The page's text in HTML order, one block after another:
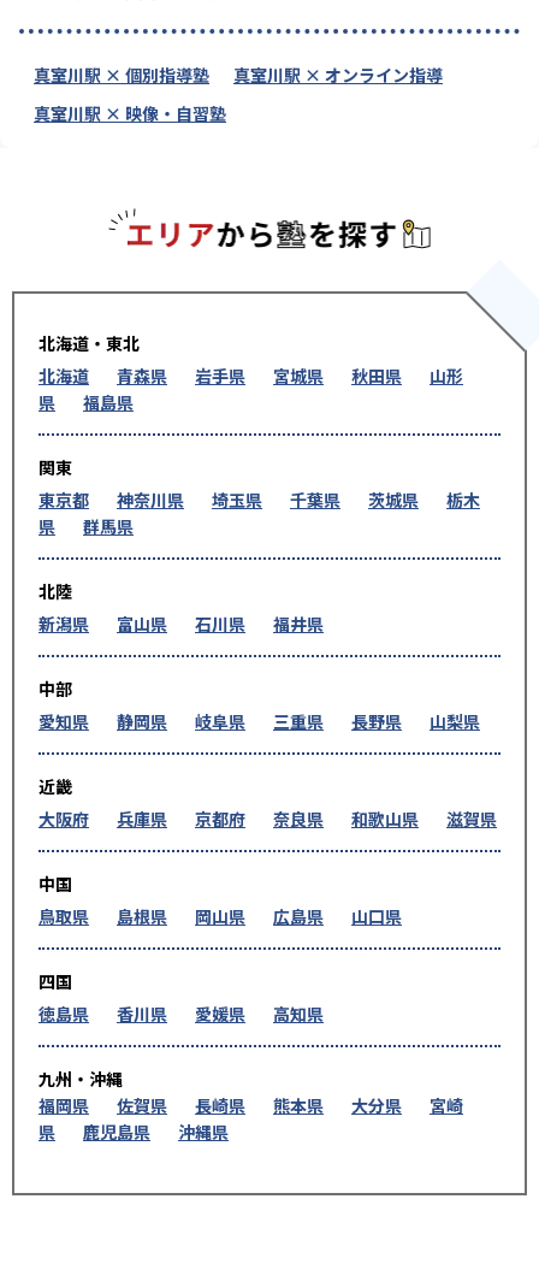
真室川駅 × 個別指導塾
真室川駅 × オンライン指導
真室川駅 × 映像・自習塾
北海道・東北
北海道
青森県 岩手県 宮城県 秋田県
山形
県
福島県
関東
東京都
神奈川県 埼玉県 千葉県 茨城県
栃木
県
群馬県
北陸
新潟県
富山県 石川県 福井県
中部
愛知県
静岡県 岐阜県 三重県 長野県 山梨県
近畿
大阪府
兵庫県 京都府 奈良県 和歌山県 滋賀県
中国
鳥取県
島根県 岡山県 広島県 山口県
四国
徳島県
香川県 愛媛県 高知県
九州・沖縄
福岡県
佐賀県 長崎県 熊本県 大分県
宮崎
県
鹿児島県 沖縄県